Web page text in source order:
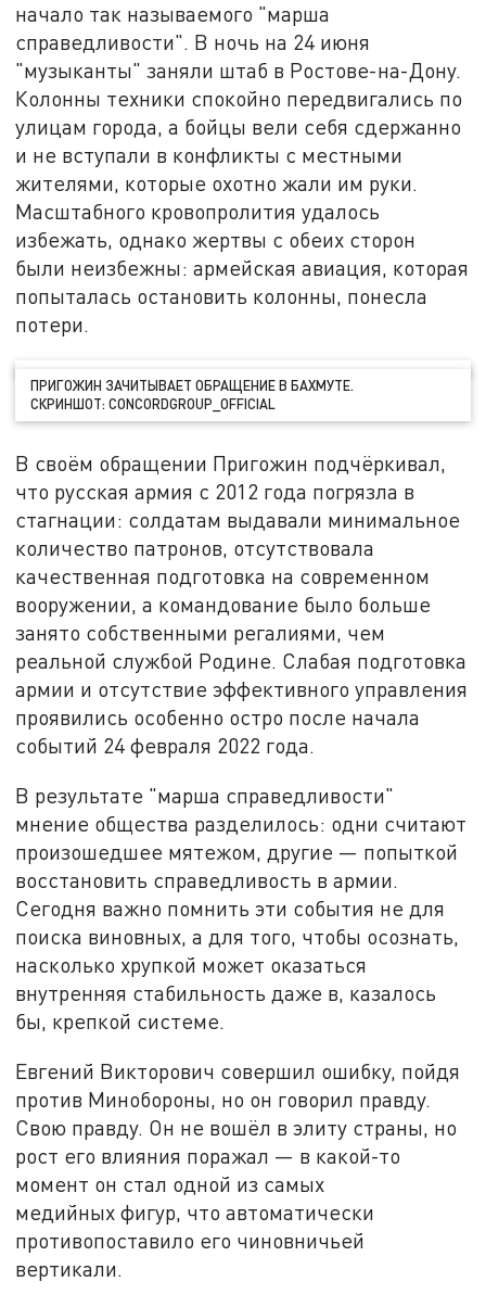
начало так называемого "марша
справедливости". В ночь на 24 июня
"музыканты" заняли штаб в Ростове-на-Дону.
Колонны техники спокойно передвигались по
улицам города, а бойцы вели себя сдержанно
и не вступали в конфликты с местными
жителями, которые охотно жали им руки.
Масштабного кровопролития удалось
избежать, однако жертвы с обеих сторон
были неизбежны: армейская авиация, которая
попыталась остановить колонны, понесла
потери.
ПРИГОЖИН ЗАЧИТЫВАЕТ ОБРАЩЕНИЕ В БАХМУТЕ.
СКРИНШОТ: CONCORDGROUP_OFFICIAL
В своём обращении Пригожин подчёркивал,
что русская армия с 2012 года погрязла в
стагнации: солдатам выдавали минимальное
количество патронов, отсутствовала
качественная подготовка на современном
вооружении, а командование было больше
занято собственными регалиями, чем
реальной службой Родине. Слабая подготовка
армии и отсутствие эффективного управления
проявились особенно остро после начала
событий 24 февраля 2022 года.
В результате "марша справедливости"
мнение общества разделилось: одни считают
произошедшее мятежом, другие — попыткой
восстановить справедливость в армии.
Сегодня важно помнить эти события не для
поиска виновных, а для того, чтобы осознать,
насколько хрупкой может оказаться
внутренняя стабильность даже в, казалось
бы, крепкой системе.
Евгений Викторович совершил ошибку, пойдя
против Минобороны, но он говорил правду.
Свою правду. Он не вошёл в элиту страны, но
рост его влияния поражал — в какой-то
момент он стал одной из самых
медийных фигур, что автоматически
противопоставило его чиновничьей
вертикали.